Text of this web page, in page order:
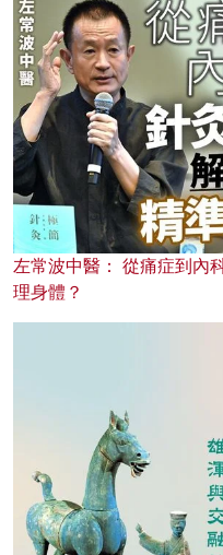
左常波中醫： 從痛症到內
理身體？